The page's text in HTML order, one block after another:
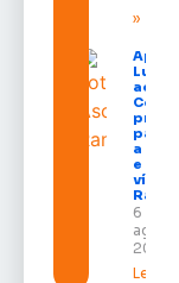
»
Após
Lula
ao
para
a
e
vídeo
6 de
2026
Leia